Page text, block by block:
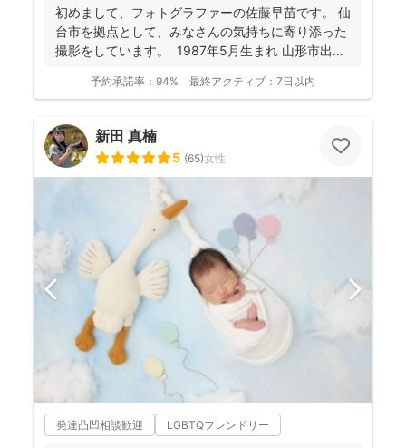
初めまして、フォトグラファーの佐藤早苗です。 仙
台市を拠点として、みなさんの気持ちに寄り添った
撮影をしています。 1987年5月生まれ 山形市出
予約承諾率： 94% 最終アクティブ： 7日以内
新田 真楠
5 (65)女性
発達凸凹相談歓迎 LGBTQフレンドリー